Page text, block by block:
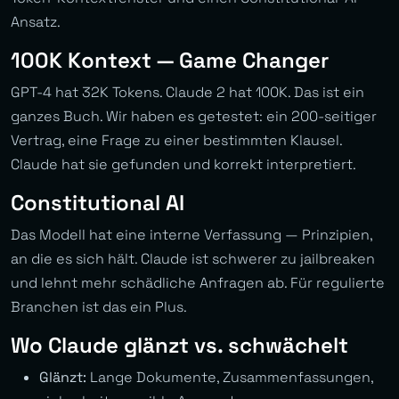
Ansatz.
100K Kontext — Game Changer
GPT-4 hat 32K Tokens. Claude 2 hat 100K. Das ist ein
ganzes Buch. Wir haben es getestet: ein 200-seitiger
Vertrag, eine Frage zu einer bestimmten Klausel.
Claude hat sie gefunden und korrekt interpretiert.
Constitutional AI
Das Modell hat eine interne Verfassung — Prinzipien,
an die es sich hält. Claude ist schwerer zu jailbreaken
und lehnt mehr schädliche Anfragen ab. Für regulierte
Branchen ist das ein Plus.
Wo Claude glänzt vs. schwächelt
Glänzt: Lange Dokumente, Zusammenfassungen,